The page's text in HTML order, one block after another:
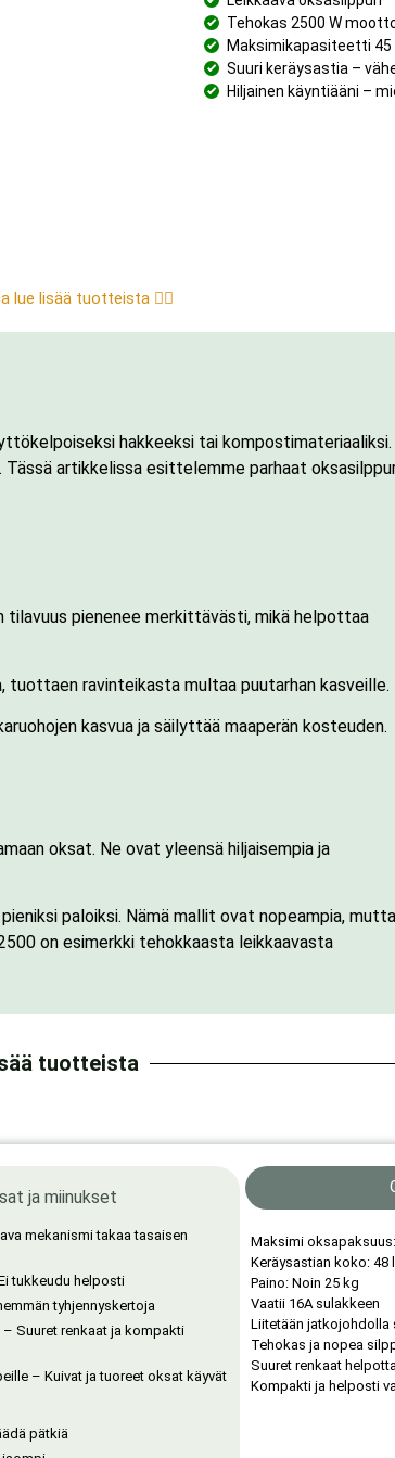
Tehokas 2500 W
Maksimikapasiteetti
Suuri keräysastia –
Hiljainen käyntiääni –
lue lisää tuotteista 👇🏼
hakkeeksi tai kompostimateriaaliksi.
artikkelissa esittelemme parhaat
tilavuus pienenee merkittävästi, mikä helpottaa
tuottaen ravinteikasta multaa puutarhan kasveille.
kasvua ja säilyttää maaperän kosteuden.
oksat. Ne ovat yleensä hiljaisempia ja
paloiksi. Nämä mallit ovat nopeampia, mutta
on esimerkki tehokkaasta leikkaavasta
tuotteista
ja miinukset
mekanismi takaa tasaisen
tukkeudu helposti
tyhjennyskertoja
Suuret renkaat ja kompakti
– Kuivat ja tuoreet oksat käyvät
pätkiä
Maksimi
Keräysastian koko: 48
Paino: Noin 25 kg
Vaatii 16A sulakkeen
Liitetään jatkojohdolla
Tehokas ja nopea
Suuret renkaat
Kompakti ja helposti